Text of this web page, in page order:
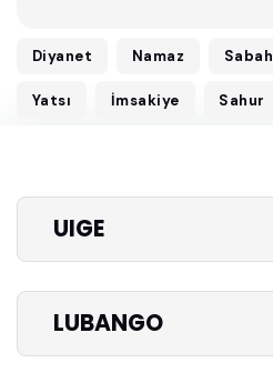
Diyanet Namaz Sabah
Yatsı İmsakiye Sahur
UIGE
LUBANGO